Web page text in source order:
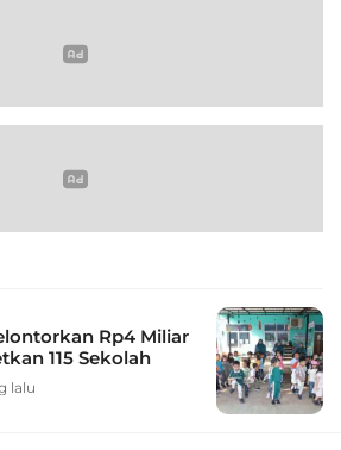
Rp4 Miliar
115 Sekolah
lalu